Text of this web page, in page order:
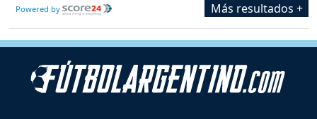
Powered by Más resultados +